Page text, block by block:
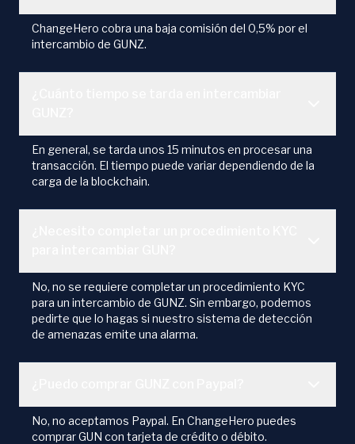
ChangeHero cobra una baja comisión del 0,5% por el
intercambio de GUNZ.
En general, se tarda unos 15 minutos en procesar una
transacción. El tiempo puede variar dependiendo de la
carga de la blockchain.
No, no se requiere completar un procedimiento KYC
para un intercambio de GUNZ. Sin embargo, podemos
pedirte que lo hagas si nuestro sistema de detección
de amenazas emite una alarma.
No, no aceptamos Paypal. En ChangeHero puedes
comprar GUN con tarjeta de crédito o débito.